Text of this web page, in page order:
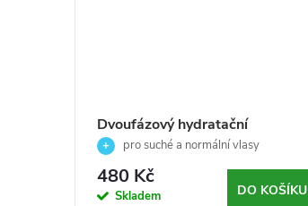
Dvoufázový hydratační
kondicionér-pro suché a
normální vlasy-EQUAVE-Revlon
Professional-200ml
pro suché a normální vlasy
480 Kč
Skladem DO KOŠÍKU